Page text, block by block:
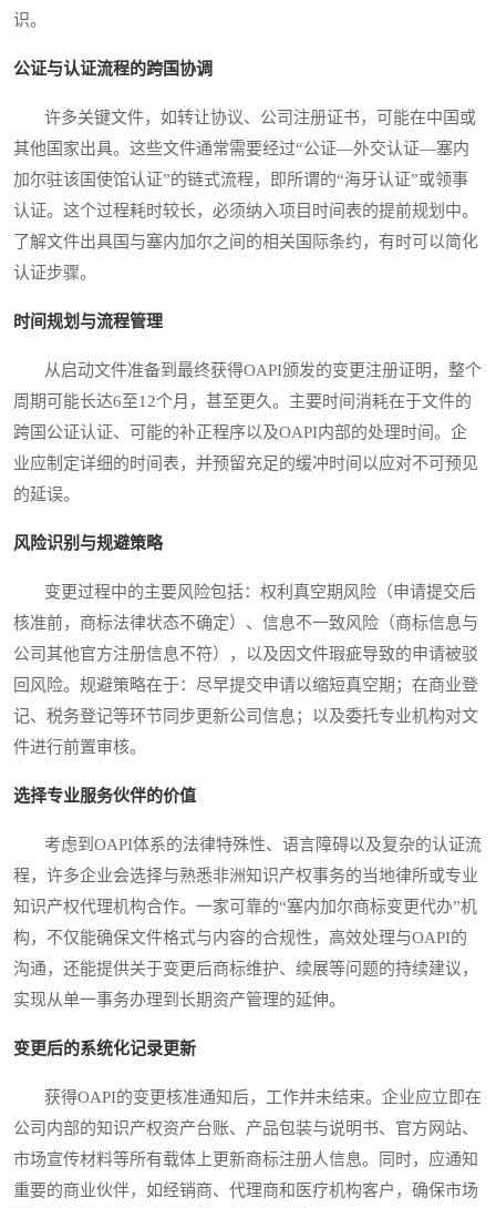
识。
公证与认证流程的跨国协调
许多关键文件，如转让协议、公司注册证书，可能在中国或
其他国家出具。这些文件通常需要经过“公证—外交认证—塞内
加尔驻该国使馆认证”的链式流程，即所谓的“海牙认证”或领事
认证。这个过程耗时较长，必须纳入项目时间表的提前规划中。
了解文件出具国与塞内加尔之间的相关国际条约，有时可以简化
认证步骤。
时间规划与流程管理
从启动文件准备到最终获得OAPI颁发的变更注册证明，整个
周期可能长达6至12个月，甚至更久。主要时间消耗在于文件的
跨国公证认证、可能的补正程序以及OAPI内部的处理时间。企
业应制定详细的时间表，并预留充足的缓冲时间以应对不可预见
的延误。
风险识别与规避策略
变更过程中的主要风险包括：权利真空期风险（申请提交后
核准前，商标法律状态不确定）、信息不一致风险（商标信息与
公司其他官方注册信息不符），以及因文件瑕疵导致的申请被驳
回风险。规避策略在于：尽早提交申请以缩短真空期；在商业登
记、税务登记等环节同步更新公司信息；以及委托专业机构对文
件进行前置审核。
选择专业服务伙伴的价值
考虑到OAPI体系的法律特殊性、语言障碍以及复杂的认证流
程，许多企业会选择与熟悉非洲知识产权事务的当地律所或专业
知识产权代理机构合作。一家可靠的“塞内加尔商标变更代办”机
构，不仅能确保文件格式与内容的合规性，高效处理与OAPI的
沟通，还能提供关于变更后商标维护、续展等问题的持续建议，
实现从单一事务办理到长期资产管理的延伸。
变更后的系统化记录更新
获得OAPI的变更核准通知后，工作并未结束。企业应立即在
公司内部的知识产权资产台账、产品包装与说明书、官方网站、
市场宣传材料等所有载体上更新商标注册人信息。同时，应通知
重要的商业伙伴，如经销商、代理商和医疗机构客户，确保市场